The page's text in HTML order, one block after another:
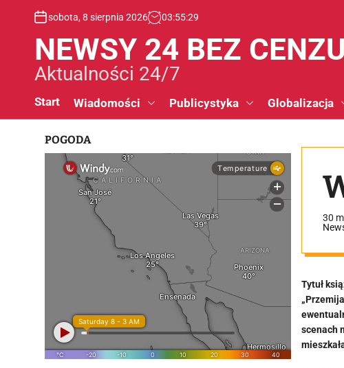
sobota, 8 sierpnia 2026 03:55:30
NEWSY 24 BEZ
Aktualności 24/7
Start Wiadomości Publicystyka Globalizacja
30
Tytuł
scenach
POGODA